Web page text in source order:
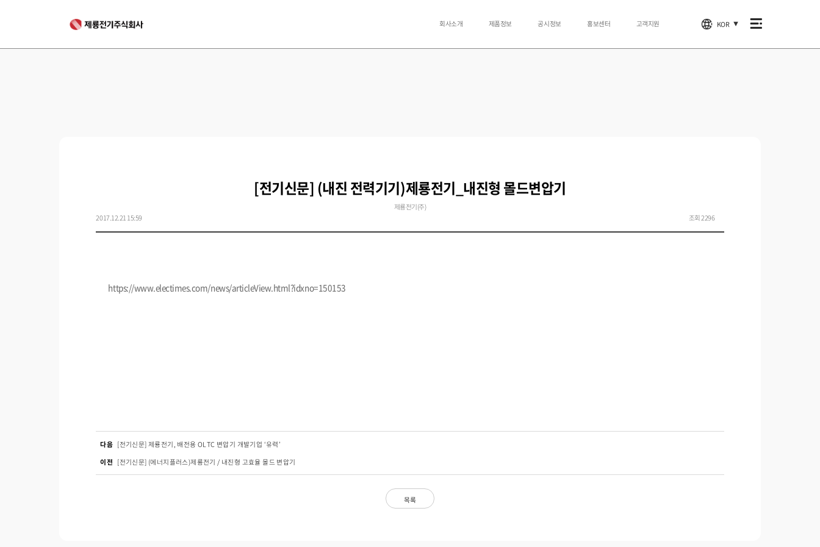
회사소개 제품정보 공시정보 홍보센터 고객지원 KOR ▼
[전기신문] (내진 전력기기)제룡전기_내진형 몰드변압기
제룡전기(주)
2017.12.21 15:59
조회 2296
https://www.electimes.com/news/articleView.html?idxno=150153
목록
다음 [전기신문] 제룡전기, 배전용 OLTC 변압기 개발기업 ‘유력’
이전 [전기신문] (에너지플러스)제룡전기 / 내진형 고효율 몰드 변압기